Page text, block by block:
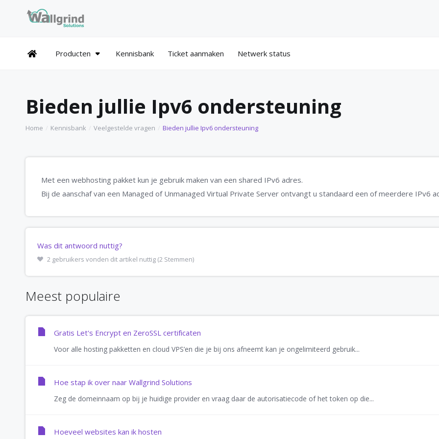
Producten Kennisbank Ticket aanmaken Netwerk status
Bieden jullie Ipv6 ondersteuning
Home Kennisbank Veelgestelde vragen Bieden jullie Ipv6 ondersteuning
Met een webhosting pakket kun je gebruik maken van een shared IPv6 adres.
Bij de aanschaf van een Managed of Unmanaged Virtual Private Server ontvangt u standaard een of meerdere IPv6
Was dit antwoord nuttig?
2 gebruikers vonden dit artikel nuttig (2 Stemmen)
Meest populaire
Gratis Let's Encrypt en ZeroSSL certificaten
Voor alle hosting pakketten en cloud VPS’en die je bij ons afneemt kan je ongelimiteerd gebruik...
Hoe stap ik over naar Wallgrind Solutions
Zeg de domeinnaam op bij je huidige provider en vraag daar de autorisatiecode of het token op die...
Hoeveel websites kan ik hosten